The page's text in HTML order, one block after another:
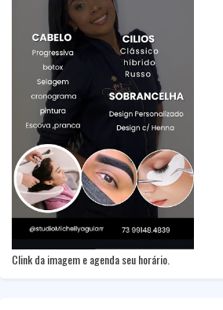
Clink da imagem e agenda seu horário.